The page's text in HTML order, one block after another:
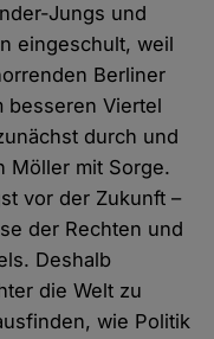
Jungs und
eingeschult, weil
Berliner
besseren Viertel
durch und
Möller mit Sorge.
vor der Zukunft –
der Rechten und
Deshalb
die Welt zu
wie Politik